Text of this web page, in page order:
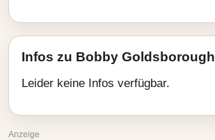
Infos zu Bobby Goldsborough
Leider keine Infos verfügbar.
Anzeige